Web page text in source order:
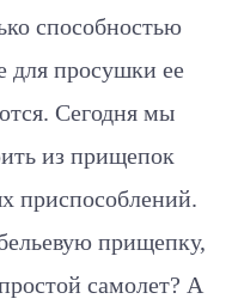
способностью
для просушки ее
Сегодня мы
из прищепок
приспособлений.
прищепку,
самолет? А